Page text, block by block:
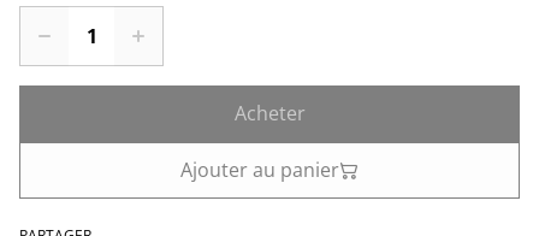
Acheter
Ajouter au panier